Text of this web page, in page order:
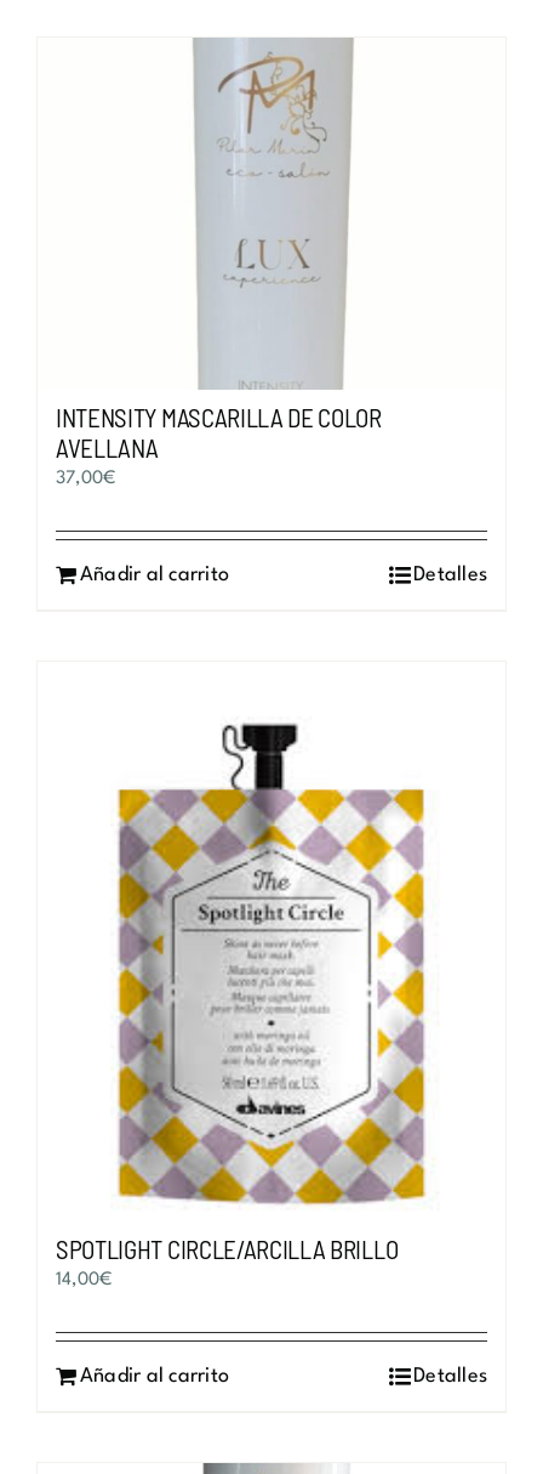
INTENSITY MASCARILLA DE COLOR
AVELLANA
37,00€
Añadir al carrito Detalles
SPOTLIGHT CIRCLE/ARCILLA BRILLO
14,00€
Añadir al carrito Detalles